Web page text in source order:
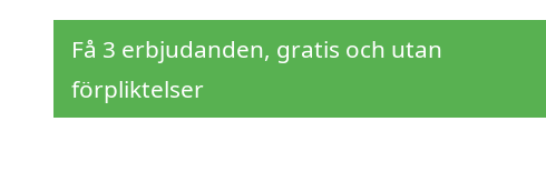
Få 3 erbjudanden, gratis och utan
förpliktelser